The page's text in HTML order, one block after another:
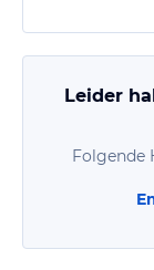
Leider
Folgende